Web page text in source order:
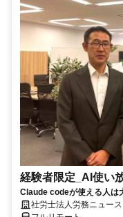
経験者限定_AI使い
Claude codeが使える人は
社労士法人労務ニュース